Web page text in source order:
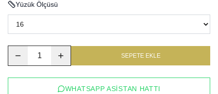
Yüzük Ölçüsü
1 SEPETE EKLE
WHATSAPP ASISTAN HATTI